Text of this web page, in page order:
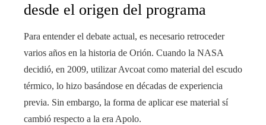
desde el origen del programa
Para entender el debate actual, es necesario retroceder
varios años en la historia de Orión. Cuando la NASA
decidió, en 2009, utilizar Avcoat como material del escudo
térmico, lo hizo basándose en décadas de experiencia
previa. Sin embargo, la forma de aplicar ese material sí
cambió respecto a la era Apolo.